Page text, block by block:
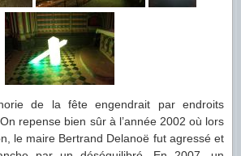
de la fête engendrait par endroits
repense bien sûr à l’année 2002 où lors
le maire Bertrand Delanoë fut agressé et